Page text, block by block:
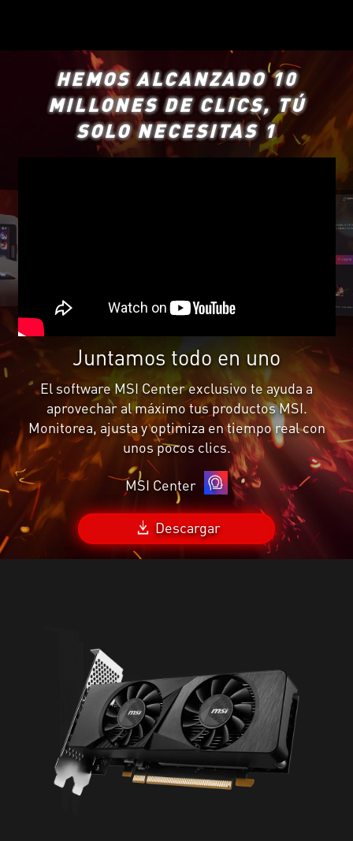
HEMOS ALCANZADO 10
MILLONES DE CLICS, TÚ
SOLO NECESITAS 1
Juntamos todo en uno
El software MSI Center exclusivo te ayuda a
aprovechar al máximo tus productos MSI.
Monitorea, ajusta y optimiza en tiempo real con
unos pocos clics.
MSI Center
Descargar